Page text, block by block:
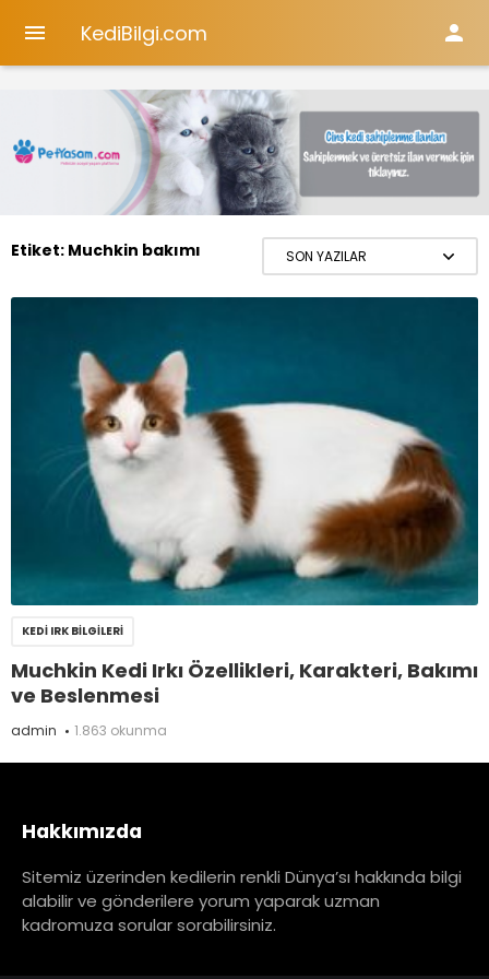
 KediBilgi.com 
Etiket: Muchkin bakımı
KEDI IRK BILGILERI
Muchkin Kedi Irkı Özellikleri, Karakteri, Bakımı
ve Beslenmesi
admin 1.863 okunma
Hakkımızda
Sitemiz üzerinden kedilerin renkli Dünya’sı hakkında bilgi
alabilir ve gönderilere yorum yaparak uzman
kadromuza sorular sorabilirsiniz.